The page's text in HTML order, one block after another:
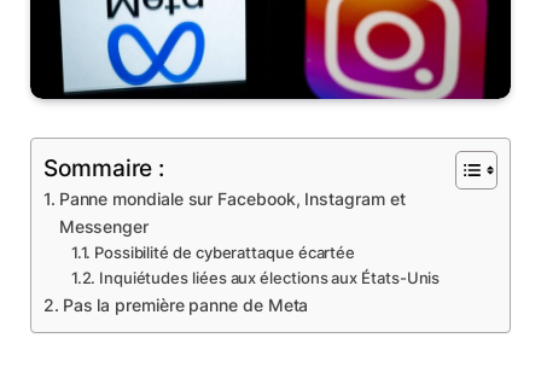
Sommaire :
Panne mondiale sur Facebook, Instagram et
Messenger
Possibilité de cyberattaque écartée
Inquiétudes liées aux élections aux États-Unis
Pas la première panne de Meta